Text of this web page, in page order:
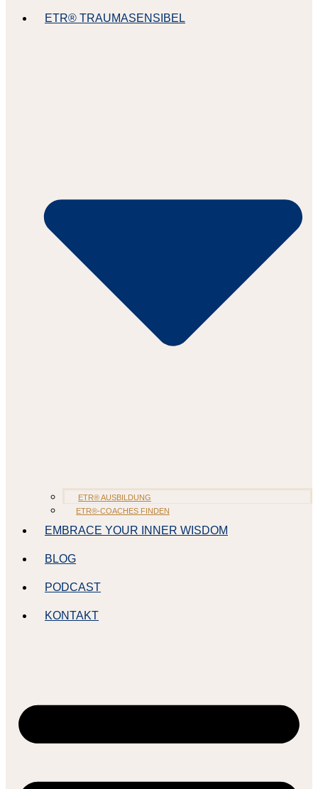
ETR® TRAUMASENSIBEL
ETR® AUSBILDUNG
ETR®-COACHES FINDEN
EMBRACE YOUR INNER WISDOM
BLOG
PODCAST
KONTAKT